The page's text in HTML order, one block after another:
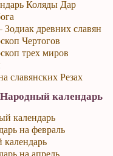
Коляды Дар
древних славян
Чертогов
трех миров
славянских Резах
Народный календарь
календарь
на февраль
на апрель